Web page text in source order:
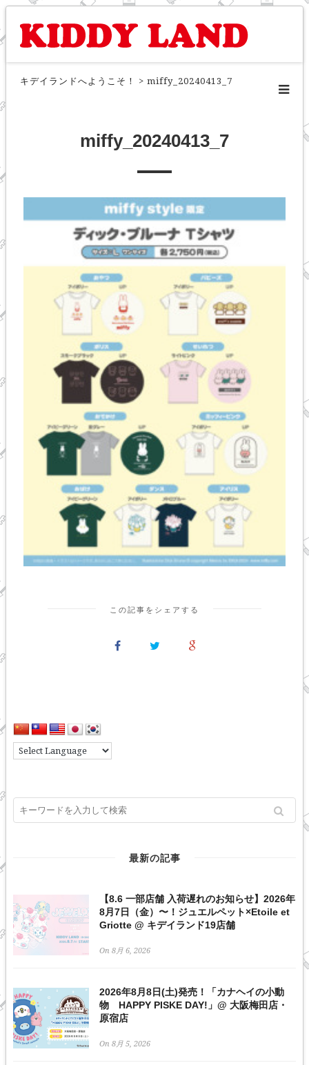
キデイランドへようこそ！ > miffy_20240413_7
miffy_20240413_7
この記事をシェアする
最新の記事
【8.6 一部店舗 入荷遅れのお知らせ】2026年
8月7日（金）〜！ジュエルペット×Etoile et
Griotte @ キデイランド19店舗
On 8月 6, 2026
2026年8月8日(土)発売！「カナヘイの小動
物 HAPPY PISKE DAY!」@ 大阪梅田店・
原宿店
On 8月 5, 2026